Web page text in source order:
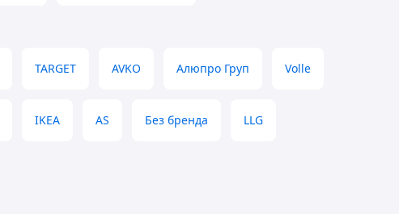
TARGET AVKO Алюпро Груп Volle
IKEA AS Без бренда LLG